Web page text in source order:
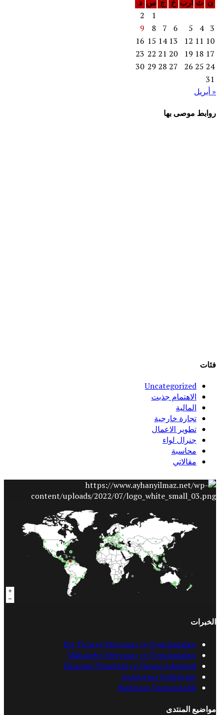
ن ث أرب خ ج س د
1
2
3
4
5
6
7
8
9
10
11
12
13
14
15
16
17
18
19
20
21
22
23
24
25
26
27
28
29
30
31
« أبريل
روابط موصى بها
فئات
Uncategorized
الاهتمام جذبت
المالية
تجارة خارجية
تطوير الاعمال
جنرال لواء
محاسبة
مقالاتي
الخبرات
Dış Ticaret Mevzuatı ve Uygulamaları
Muhasebe Mevzuatı ve Uygulamaları
Finansal Yönetimi ve Finans İşlemleri
Araştırma Geliştirme
Bağımsız Danışmanlık
مواضيع المنتدى